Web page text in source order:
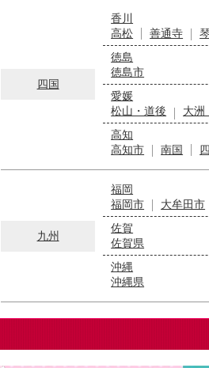
四国
香川
高松
善通寺
徳島
徳島市
愛媛
松山・道後
大洲
高知
高知市
南国
九州
福岡
福岡市
大牟田市
佐賀
佐賀県
沖縄
沖縄県